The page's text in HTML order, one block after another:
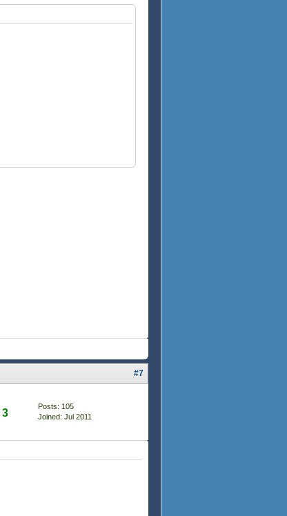
#7
3
Posts: 105
Joined: Jul 2011